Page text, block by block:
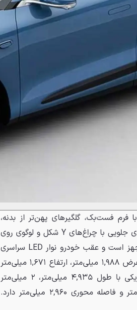
فرم فست‌بک، گلگیرهای پهن‌تر از بدنه،
رینگ‌های پنج‌پره دوبل و کالیپرهای قرمز بهره می‌برند. نمای جلویی با چراغ‌های Y شکل و لوگوی روی
کاپوت متمایز است. سقف در تیپ‌های رده‌بالا به لیدار مجهز است و عقب خودرو نوار LED سراسری
دیده می‌شود. نسخه بردافزا دارای طول ۴,۹۳۷ میلی‌متر، عرض ۱,۹۸۸ میلی‌متر، ارتفاع ۱,۶۷۱ میلی‌متر
و فاصله محوری ۲,۹۶۰ میلی‌متر است. نسخه تمام الکتریکی با طول ۴,۹۳۵ میلی‌متر، ۲ میلی‌متر
کوتاه‌تر بوده و عرض ۱,۹۸۸ میلی‌متر، ارتفاع ۱,۶۷۱ میلی‌متر و فاصله محوری ۲,۹۶۰ میلی‌متر دارد.